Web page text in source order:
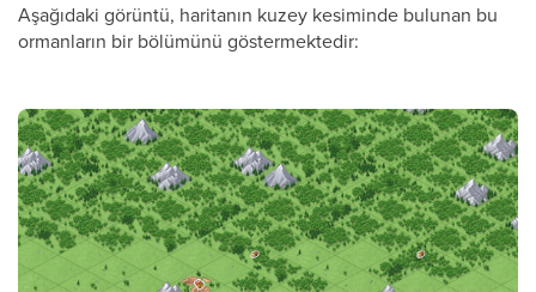
Aşağıdaki görüntü, haritanın kuzey kesiminde bulunan bu
ormanların bir bölümünü göstermektedir: